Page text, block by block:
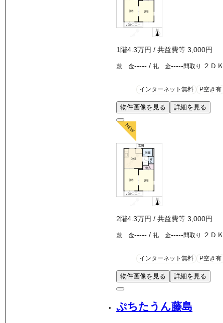
1階4.3万円 / 共益費等 3,000円
敷 金----- / 礼 金-----間取り ２ＤＫ
インターネット無料 P空き有
物件画像を見る 詳細を見る
2階4.3万円 / 共益費等 3,000円
敷 金----- / 礼 金-----間取り ２ＤＫ
インターネット無料 P空き有
物件画像を見る 詳細を見る
ぷちたうん藤島